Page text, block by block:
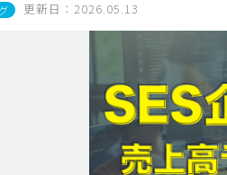
更新日：2026.05.13